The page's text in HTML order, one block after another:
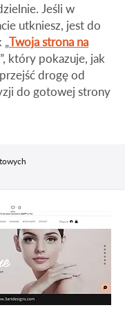
Jeśli w
utkniesz, jest do
Twoja strona na
”, który pokazuje, jak
drogę od
do gotowej strony